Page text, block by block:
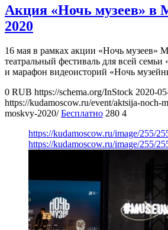
Акция «Ночь музеев» в
2020
16 мая в рамках акции «Ночь музеев»
театральный фестиваль для всей семьи
и марафон видеоисторий «Ночь
0 RUB https://schema.org/InStock 2020-
https://kudamoscow.ru/event/aktsija-noch-
moskvy-2020/ Бесплатно 280 4
https://kudamoscow.ru/image/255/
https://kudamoscow.ru/image/255/